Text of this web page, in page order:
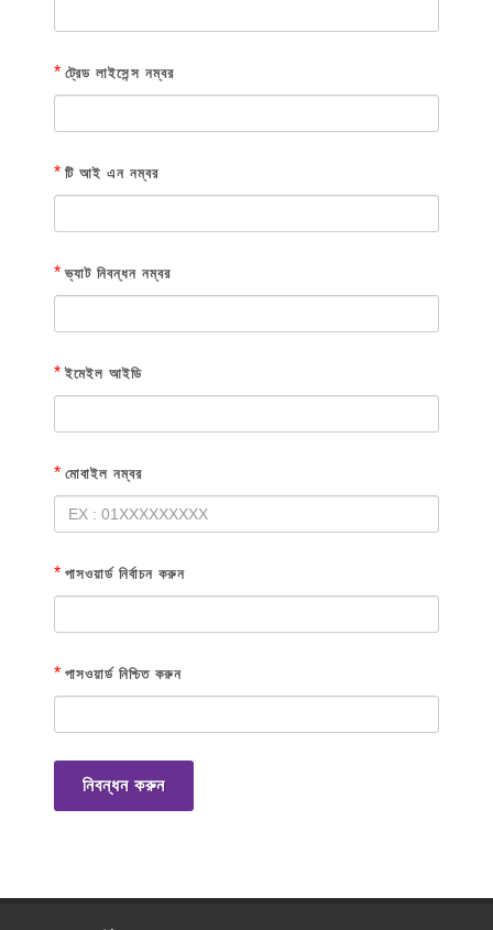
* ট্রেড লাইসেন্স নম্বর
* টি আই এন নম্বর
* ভ্যাট নিবন্ধন নম্বর
* ইমেইল আইডি
* মোবাইল নম্বর
* পাসওয়ার্ড নির্বাচন করুন
* পাসওয়ার্ড নিশ্চিত করুন
নিবন্ধন করুন